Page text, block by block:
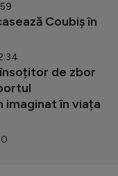
Coubiș în
de zbor
imaginat în viața